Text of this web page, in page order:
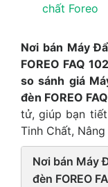
chất Foreo
Nơi bán Máy
FOREO FAQ 102
so sánh giá
đèn FOREO
tử, giúp bạn
Tinh Chất, Nâng
Nơi bán Máy
đèn FOREO